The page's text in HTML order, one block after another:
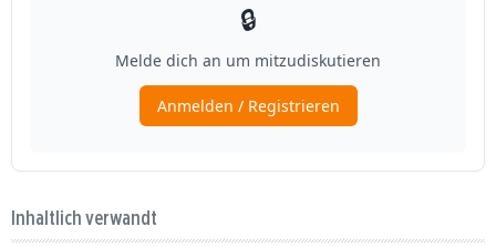
Inhaltlich verwandt